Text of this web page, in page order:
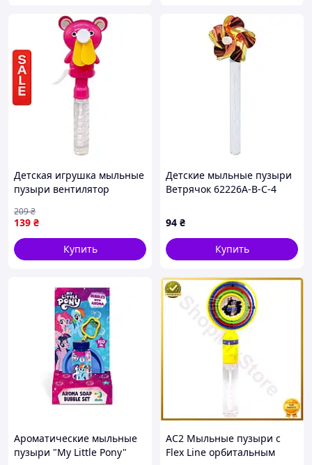
Детская игрушка мыльные
пузыри вентилятор
для девочек и летних игр
139 ₴
209₴
Купить
Детские мыльные пузыри
Ветрячок 62226A-B-C-4
94 ₴
Купить
Ароматические мыльные
пузыри "My Little Pony"
AC2 Мыльные пузыри с
Flex Line орбитальным